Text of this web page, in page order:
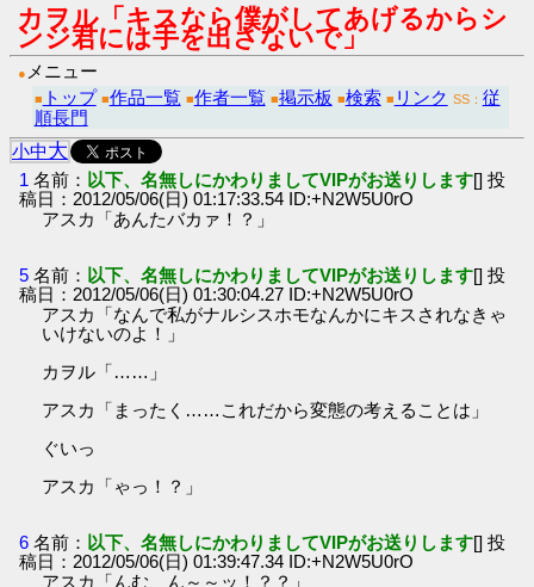
カヲル「キスなら僕がしてあげるからシ
ンジ君には手を出さないで」
● メニュー
■ トップ ■作品一覧 ■作者一覧 ■掲示板 ■検索 ■ リンク SS： 従
順長門
小中大
1 名前： 以下、名無しにかわりましてVIPがお送りします[] 投
稿日：2012/05/06(日) 01:17:33.54 ID:+N2W5U0rO
アスカ「あんたバカァ！？」
5 名前： 以下、名無しにかわりましてVIPがお送りします[] 投
稿日：2012/05/06(日) 01:30:04.27 ID:+N2W5U0rO
アスカ「なんで私がナルシスホモなんかにキスされなきゃ
いけないのよ！」
カヲル「……」
アスカ「まったく……これだから変態の考えることは」
ぐいっ
アスカ「ゃっ！？」
6 名前： 以下、名無しにかわりましてVIPがお送りします[] 投
稿日：2012/05/06(日) 01:39:47.34 ID:+N2W5U0rO
アスカ「んむ、ん～～ッ！？？」